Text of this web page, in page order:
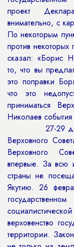
проект
внимательно, с
По некоторым
против некоторых
сказал: «Борис
то, что вы
это поправки
что это
приниматься
Николаев
27-29
Верховного
Верховного
впервые. За всю
страны не
Якутию. 26
верховенство
территории.